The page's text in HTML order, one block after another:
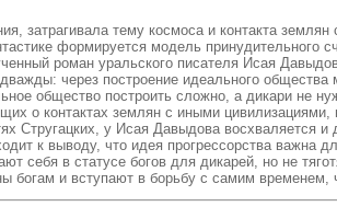
затрагивала тему космоса и контакта
формируется модель принудительного
роман уральского писателя Исая
через построение идеального
общество построить сложно, а дикари
о контактах землян с иными
Стругацких, у Исая Давыдова восхваляется
к выводу, что идея прогрессорства важна
в статусе богов для дикарей, но не
богам и вступают в борьбу с самим временем,